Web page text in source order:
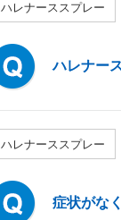
ハレナーススプレー
ハレナー
ハレナーススプレー
症状がな